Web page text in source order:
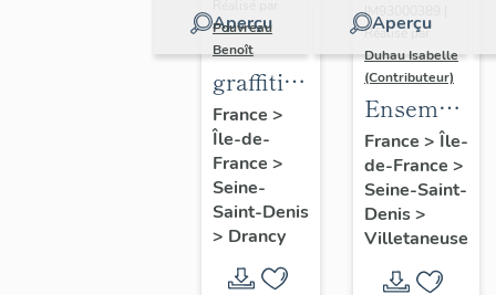
Aperçu
Pouvreau
Benoît
graffiti
sur murs
et
charpentes
des
"caves-
prisons
France >
Île-de-
France >
Seine-
Saint-Denis
> Drancy
Aperçu
IM93000389 |
Réalisé par
Duhau Isabelle
(Contributeur)
Ensemble
de deux
décors
France > Île-
de-France >
Seine-Saint-
Denis>
Villetaneuse